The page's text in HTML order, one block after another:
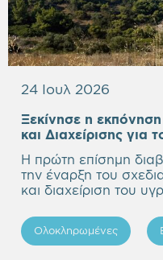
24 Ιουλ 2026
Ξεκίνησε η
και Διαχείρισης
Η πρώτη επίσημη
την έναρξη του
και διαχείριση του
Ολοκληρωμένες